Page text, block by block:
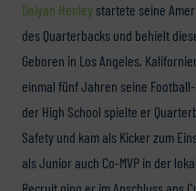
Daiyan Henley startete seine
des Quarterbacks und behielt
Geboren in Los Angeles,
einmal fünf Jahren seine
der High School spielte er
Safety und kam als Kicker zum
als Junior auch Co-MVP in der